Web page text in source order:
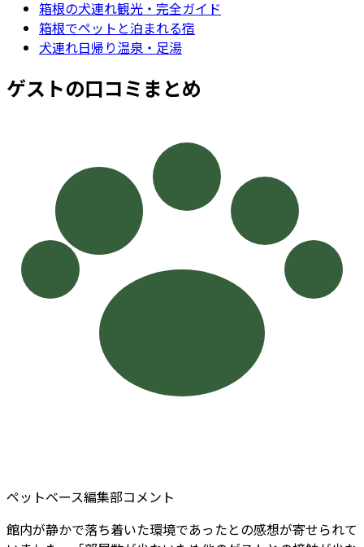
箱根の犬連れ観光・完全ガイド
箱根でペットと泊まれる宿
犬連れ日帰り温泉・足湯
ゲストの口コミまとめ
ペットベース編集部コメント
館内が静かで落ち着いた環境であったとの感想が寄せられて